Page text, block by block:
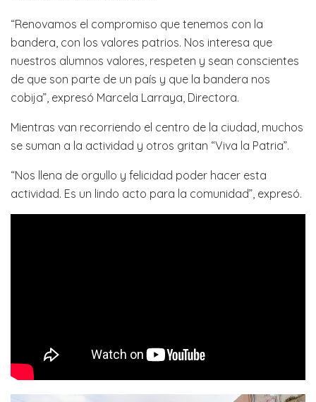
“Renovamos el compromiso que tenemos con la
bandera, con los valores patrios. Nos interesa que
nuestros alumnos valores, respeten y sean conscientes
de que son parte de un país y que la bandera nos
cobija”, expresó Marcela Larraya, Directora.
Mientras van recorriendo el centro de la ciudad, muchos
se suman a la actividad y otros gritan “Viva la Patria”.
“Nos llena de orgullo y felicidad poder hacer esta
actividad. Es un lindo acto para la comunidad”, expresó.